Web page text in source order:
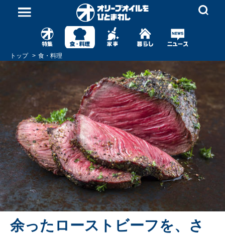
トップ 食・料理
余ったローストビーフを、さ